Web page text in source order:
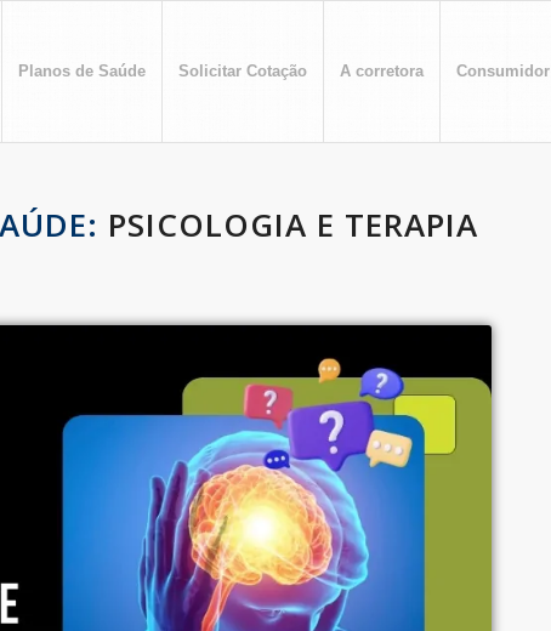
Planos de Saúde Solicitar Cotação A corretora Consumidor
PSICOLOGIA E TERAPIA